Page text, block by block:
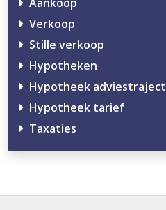
Verkoop
Stille verkoop
Hypotheken
Hypotheek adviestraject
Hypotheek tarief
Taxaties